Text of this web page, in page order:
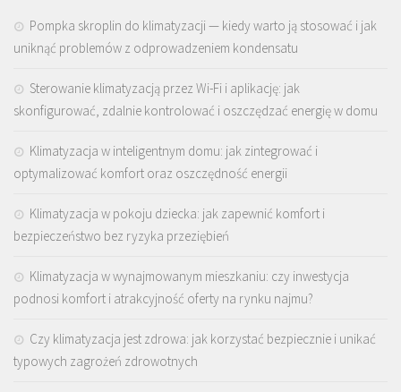
Pompka skroplin do klimatyzacji — kiedy warto ją stosować i jak
uniknąć problemów z odprowadzeniem kondensatu
Sterowanie klimatyzacją przez Wi-Fi i aplikację: jak
skonfigurować, zdalnie kontrolować i oszczędzać energię w domu
Klimatyzacja w inteligentnym domu: jak zintegrować i
optymalizować komfort oraz oszczędność energii
Klimatyzacja w pokoju dziecka: jak zapewnić komfort i
bezpieczeństwo bez ryzyka przeziębień
Klimatyzacja w wynajmowanym mieszkaniu: czy inwestycja
podnosi komfort i atrakcyjność oferty na rynku najmu?
Czy klimatyzacja jest zdrowa: jak korzystać bezpiecznie i unikać
typowych zagrożeń zdrowotnych